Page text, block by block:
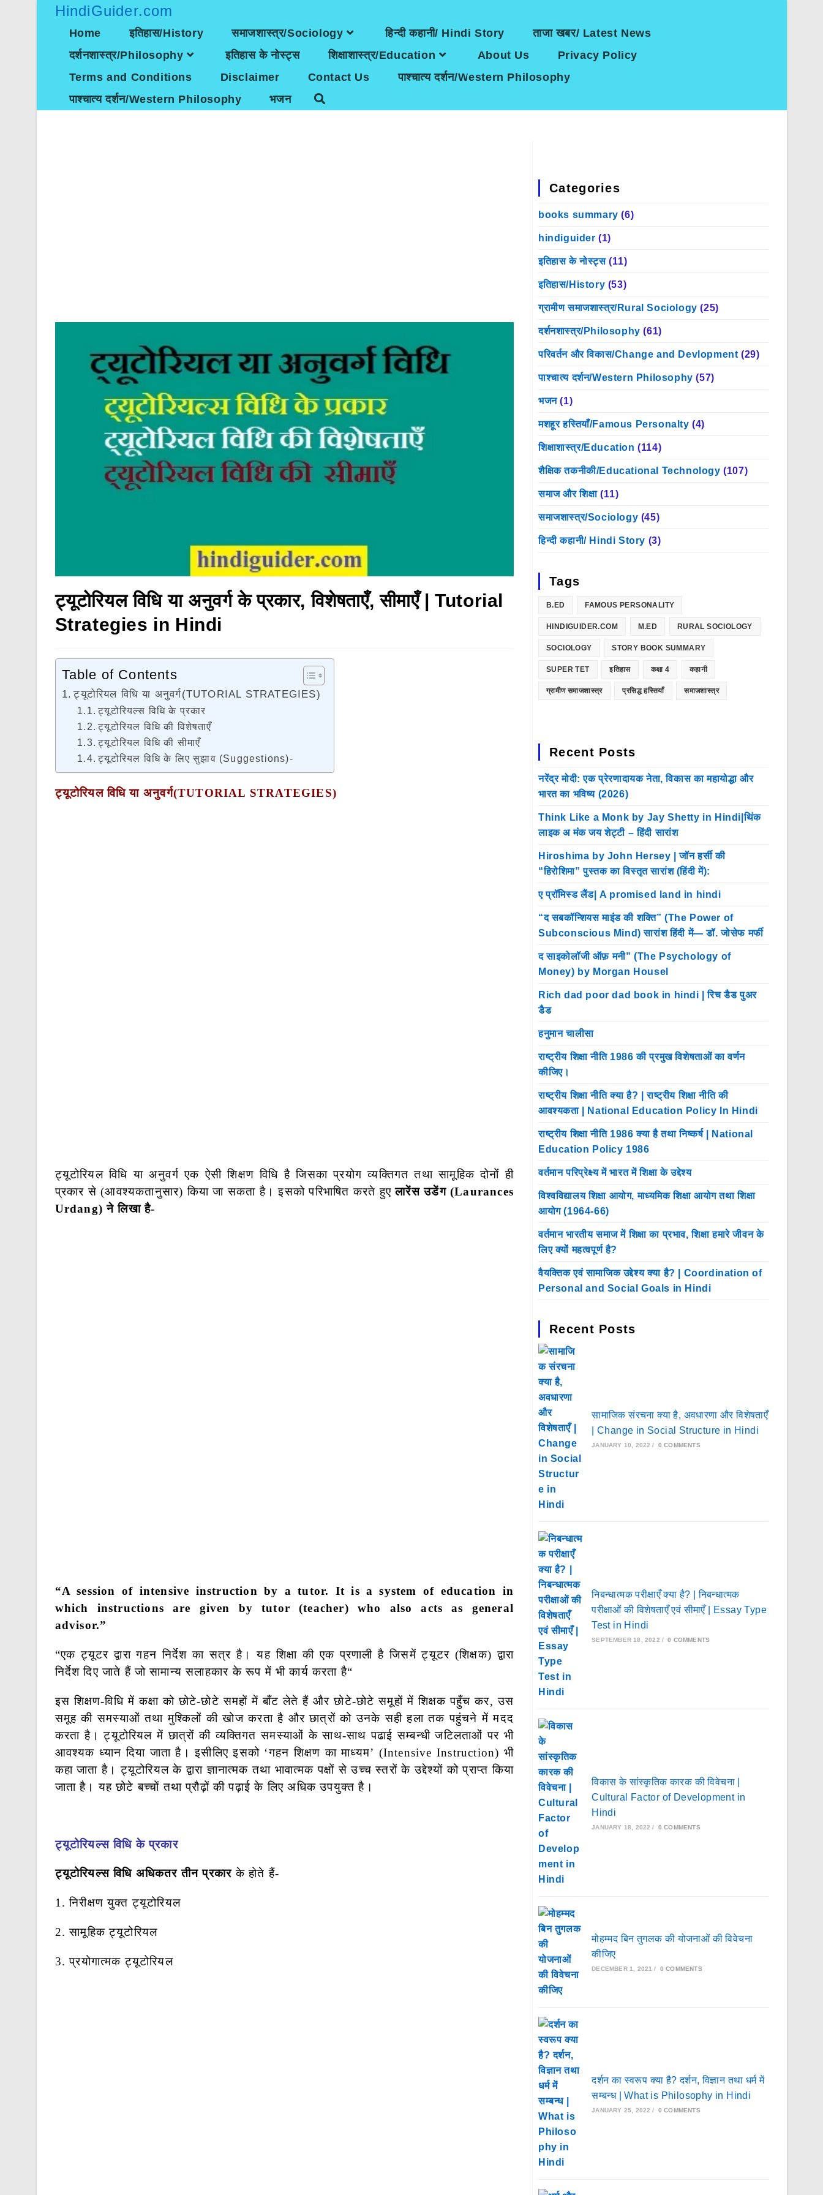
HindiGuider.com
Home इतिहास/History समाजशास्त्र/Sociology हिन्दी कहानी/ Hindi Story
ताजा खबर/ Latest News
दर्शनशास्त्र/Philosophy
इतिहास के नोस्ट्स शिक्षाशास्त्र/Education About Us
Privacy Policy
Terms and Conditions
Disclaimer Contact Us
पाश्चात्य दर्शन/Western Philosophy
पाश्चात्य दर्शन/Western Philosophy
भजन
ट्यूटोरियल विधि या अनुवर्ग के प्रकार, विशेषताएँ, सीमाएँ | Tutorial
Strategies in Hindi
Table of Contents
ट्यूटोरियल विधि या अनुवर्ग(TUTORIAL STRATEGIES)
ट्यूटोरियल्स विधि के प्रकार
ट्यूटोरियल विधि की विशेषताएँ
ट्यूटोरियल विधि की सीमाएँ
ट्यूटोरियल विधि के लिए सुझाव (Suggestions)-
ट्यूटोरियल विधि या अनुवर्ग(TUTORIAL STRATEGIES)
ट्यूटोरियल विधि या अनुवर्ग एक ऐसी शिक्षण विधि है जिसका प्रयोग व्यक्तिगत तथा सामूहिक दोनों ही
प्रकार से (आवश्यकतानुसार) किया जा सकता है। इसको परिभाषित करते हुएलारेंस उडेंग (Laurances
Urdang) ने लिखा है-
“A session of intensive instruction by a tutor. It is a system of education in
which instructions are given by tutor (teacher) who also acts as general
advisor.”
“एक ट्यूटर द्वारा गहन निर्देश का सत्र है।
यह शिक्षा की एक प्रणाली है जिसमें ट्यूटर (शिक्षक) द्वारा
निर्देश दिए जाते हैं जो सामान्य सलाहकार के रूप में भी कार्य करता है“
इस शिक्षण-विधि में कक्षा को छोटे-छोटे समहों में बाँट लेते हैं और छोटे-छोटे समूहों में शिक्षक पहुँच कर, उस
समूह की समस्याओं तथा मुश्किलों की खोज करता है और छात्रों को उनके सही हला तक पहुंचने में मदद
करता है। ट्यूटोरियल में छात्रों की व्यक्तिगत समस्याओं के साथ-साथ पढाई सम्बन्धी जटिलताओं पर भी
आवश्यक ध्यान दिया जाता है। इसीलिए इसको ‘गहन शिक्षण का माध्यम’ (Intensive Instruction) भी
कहा जाता है। ट्यूटोरियल के द्वारा ज्ञानात्मक तथा भावात्मक पक्षों से उच्च स्तरों के उद्देश्यों को प्राप्त किया
जाता है। यह छोटे बच्चों तथा प्रौढ़ों की पढ़ाई के लिए अधिक उपयुक्त है।
ट्यूटोरियल्स विधि के प्रकार
ट्यूटोरियल्स विधि अधिकतर तीन प्रकारके होते हैं-
1. निरीक्षण युक्त ट्यूटोरियल
2. सामूहिक ट्यूटोरियल
3. प्रयोगात्मक ट्यूटोरियल
Categories
books summary (6)
hindiguider (1)
इतिहास के नोस्ट्स (11)
इतिहास/History (53)
ग्रामीण समाजशास्त्र/Rural Sociology (25)
दर्शनशास्त्र/Philosophy (61)
परिवर्तन और विकास/Change and Devlopment (29)
पाश्चात्य दर्शन/Western Philosophy (57)
भजन (1)
मशहूर हस्तियाँ/Famous Personalty (4)
शिक्षाशास्त्र/Education (114)
शैक्षिक तकनीकी/Educational Technology (107)
समाज और शिक्षा (11)
समाजशास्त्र/Sociology (45)
हिन्दी कहानी/ Hindi Story (3)
Tags
B.ED FAMOUS PERSONALITY
HINDIGUIDER.COM M.ED RURAL SOCIOLOGY
SOCIOLOGY STORY BOOK SUMMARY
SUPER TET इतिहास कक्षा 4 कहानी
ग्रामीण समाजशास्त्र प्रसिद्ध हस्तियाँ समाजशास्त्र
Recent Posts
नरेंद्र मोदी: एक प्रेरणादायक नेता, विकास का महायोद्धा और
भारत का भविष्य (2026)
Think Like a Monk by Jay Shetty in Hindi|थिंक
लाइक अ मंक जय शेट्टी – हिंदी सारांश
Hiroshima by John Hersey | जॉन हर्सी की
“हिरोशिमा” पुस्तक का विस्तृत सारांश (हिंदी में):
ए प्रॉमिस्ड लैंड| A promised land in hindi
“द सबकॉन्शियस माइंड की शक्ति” (The Power of
Subconscious Mind) सारांश हिंदी में— डॉ. जोसेफ मर्फी
द साइकोलॉजी ऑफ़ मनी” (The Psychology of
Money) by Morgan Housel
Rich dad poor dad book in hindi | रिच डैड पुअर
डैड
हनुमान चालीसा
राष्ट्रीय शिक्षा नीति 1986 की प्रमुख विशेषताओं का वर्णन
कीजिए।
राष्ट्रीय शिक्षा नीति क्या है? | राष्ट्रीय शिक्षा नीति की
आवश्यकता | National Education Policy In Hindi
राष्ट्रीय शिक्षा नीति 1986 क्या है तथा निष्कर्ष | National
Education Policy 1986
वर्तमान परिप्रेक्ष्य में भारत में शिक्षा के उद्देश्य
विश्वविद्यालय शिक्षा आयोग, माध्यमिक शिक्षा आयोग तथा शिक्षा
आयोग (1964-66)
वर्तमान भारतीय समाज में शिक्षा का प्रभाव, शिक्षा हमारे जीवन के
लिए क्यों महत्वपूर्ण है?
वैयक्तिक एवं सामाजिक उद्देश्य क्या है? | Coordination of
Personal and Social Goals in Hindi
Recent Posts
सामाजिक संरचना क्या है, अवधारणा और विशेषताएँ
| Change in Social Structure in Hindi
JANUARY 10, 2022 / 0 COMMENTS
निबन्धात्मक परीक्षाएँ क्या है? | निबन्धात्मक
परीक्षाओं की विशेषताएँ एवं सीमाएँ | Essay Type
Test in Hindi
SEPTEMBER 18, 2022 / 0 COMMENTS
विकास के सांस्कृतिक कारक की विवेचना |
Cultural Factor of Development in
Hindi
JANUARY 18, 2022 / 0 COMMENTS
मोहम्मद बिन तुगलक की योजनाओं की विवेचना
कीजिए
DECEMBER 1, 2021 / 0 COMMENTS
दर्शन का स्वरूप क्या है? दर्शन, विज्ञान तथा धर्म में
सम्बन्ध | What is Philosophy in Hindi
JANUARY 25, 2022 / 0 COMMENTS